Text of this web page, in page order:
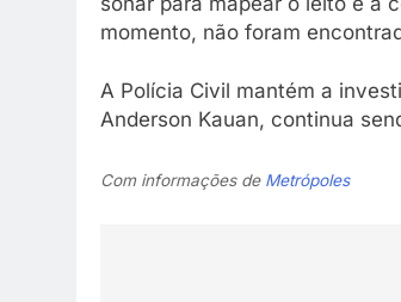
momento, não foram
A Polícia Civil mantém a
Anderson Kauan, continua
Com informações de Metrópoles